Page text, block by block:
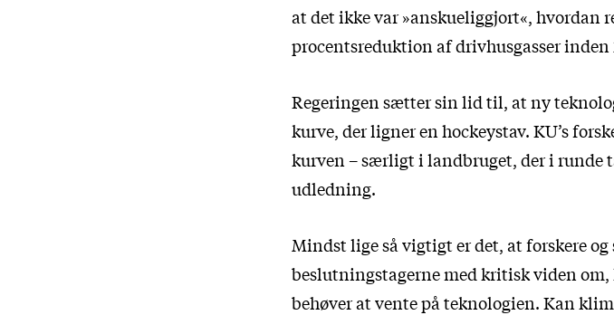
at det ikke var »anskueliggjort«, hvordan
procentsreduktion af drivhusgasser inden
Regeringen sætter sin lid til, at ny
kurve, der ligner en hockeystav. KU’s
kurven – særligt i landbruget, der i runde
udledning.
Mindst lige så vigtigt er det, at forskere
beslutningstagerne med kritisk viden
behøver at vente på teknologien. Kan